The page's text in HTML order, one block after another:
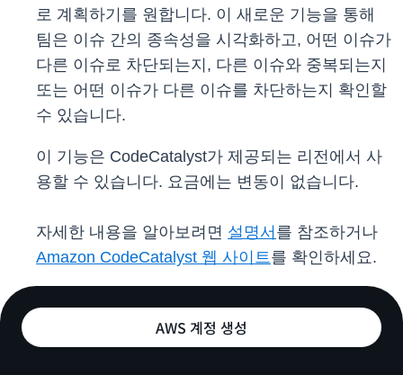
로 계획하기를 원합니다. 이 새로운 기능을 통해
팀은 이슈 간의 종속성을 시각화하고, 어떤 이슈가
다른 이슈로 차단되는지, 다른 이슈와 중복되는지
또는 어떤 이슈가 다른 이슈를 차단하는지 확인할
수 있습니다.
이 기능은 CodeCatalyst가 제공되는 리전에서 사
용할 수 있습니다. 요금에는 변동이 없습니다.
자세한 내용을 알아보려면 설명서 를 참조하거나
Amazon CodeCatalyst 웹 사이트를 확인하세요.
AWS 계정 생성